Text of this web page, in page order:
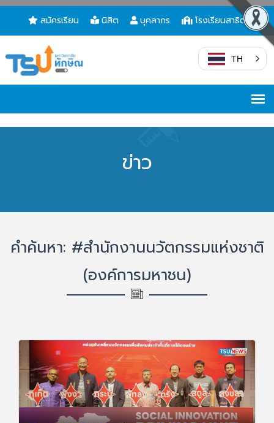
สมัครเรียน นิสิต บุคลากร โรงเรียนสาธิต
TH
ข่าว
คำค้นหา: #สำนักงานนวัตกรรมแห่งชาติ
(องค์การมหาชน)